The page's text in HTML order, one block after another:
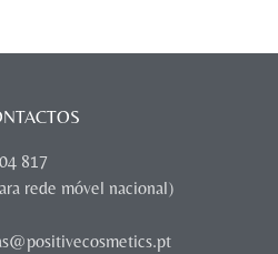
817
rede móvel nacional)